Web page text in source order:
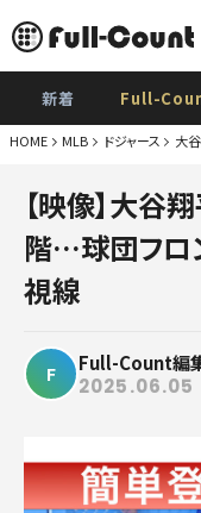
新着 Full-
HOME MLB ドジャース 大
【映像】大谷
階…球団フロ
視線
F
Full-Count編
2025.06.05